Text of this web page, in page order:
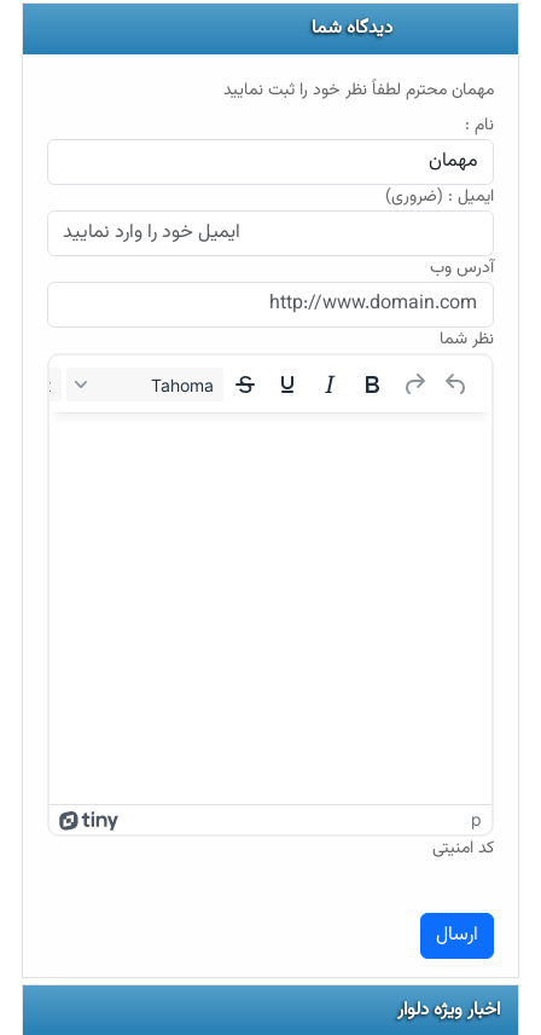
دیدگاه شما
مهمان محترم لطفاً نظر خود را ثبت نمایید
نام :
ایمیل : (ضروری)
آدرس وب
نظر شما
Tahoma
12px
p
کد امنیتی
اخبار ویژه دلوار